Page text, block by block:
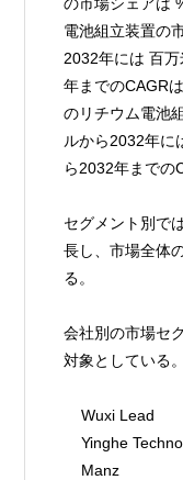
電池組立装置の
2032年には 百
年までのCAGR
のリチウム電池
ルから2032年に
ら2032年までの
セグメント別で
長し、市場全体
る。
会社別の市場セ
対象としている。
    Wuxi Lead
Yinghe
    Manz